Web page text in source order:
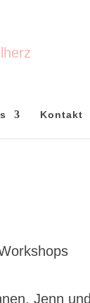
Kontakt
Jenn